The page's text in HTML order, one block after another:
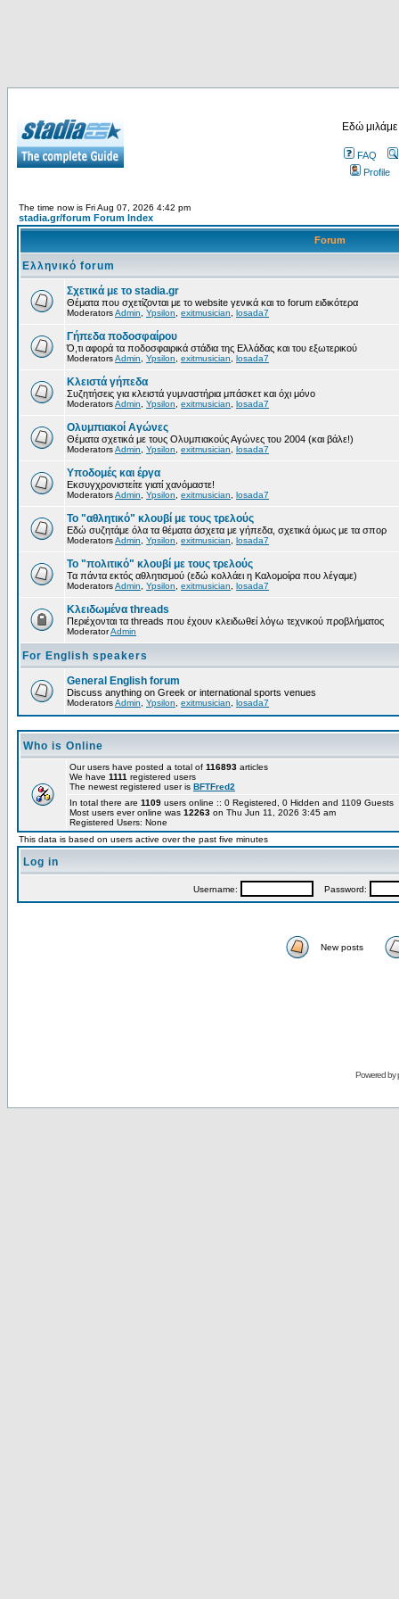
Εδώ
FAQ
Profile
The time now is Fri Aug 07, 2026 4:42 pm
stadia.gr/forum Forum Index
Forum
Ελληνικό forum
Σχετικά με το stadia.gr
Θέματα που σχετίζονται με το website γενικά και το forum ειδικότερα
ModeratorsAdmin Ypsilon exitmusician losada7
Γήπεδα ποδοσφαίρου
Ό,τι αφορά τα ποδοσφαιρικά στάδια της Ελλάδας και του εξωτερικού
ModeratorsAdmin Ypsilon exitmusician losada7
Κλειστά γήπεδα
Συζητήσεις για κλειστά γυμναστήρια μπάσκετ και όχι μόνο
ModeratorsAdmin Ypsilon exitmusician losada7
Ολυμπιακοί Αγώνες
Θέματα σχετικά με τους Ολυμπιακούς Αγώνες του 2004 (και βάλε!)
ModeratorsAdmin Ypsilon exitmusician losada7
Υποδομές και έργα
Εκσυγχρονιστείτε γιατί χανόμαστε!
ModeratorsAdmin Ypsilon exitmusician losada7
Το "αθλητικό" κλουβί με τους τρελούς
Εδώ συζητάμε όλα τα θέματα άσχετα με γήπεδα, σχετικά όμως με τα σπορ
ModeratorsAdmin Ypsilon exitmusician losada7
Το "πολιτικό" κλουβί με τους τρελούς
Τα πάντα εκτός αθλητισμού (εδώ κολλάει η Καλομοίρα που λέγαμε)
ModeratorsAdmin Ypsilon exitmusician losada7
Κλειδωμένα threads
Περιέχονται τα threads που έχουν κλειδωθεί λόγω τεχνικού προβλήματος
ModeratorAdmin
For English speakers
General English forum
Discuss anything on Greek or international sports venues
ModeratorsAdmin Ypsilon exitmusician losada7
Who is Online
Our users have posted a total of 116893 articles
We have 1111 registered users
The newest registered user is BFTFred2
In total there are 1109 users online :: 0 Registered, 0 Hidden and 1109
Most users ever online was 12263 on Thu Jun 11, 2026 3:45 am
Registered Users: None
This data is based on users active over the past five minutes
Log in
Username: Password:
New posts
Powered by